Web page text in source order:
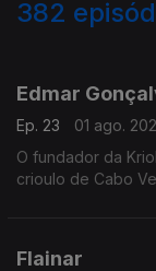
382
Edmar
Ep. 23
01 ago.
O fundador da
crioulo de Cabo
Flainar